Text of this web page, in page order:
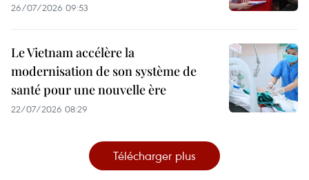
26/07/2026 09:53
Le Vietnam accélère la
modernisation de son système de
santé pour une nouvelle ère
22/07/2026 08:29
Télécharger plus